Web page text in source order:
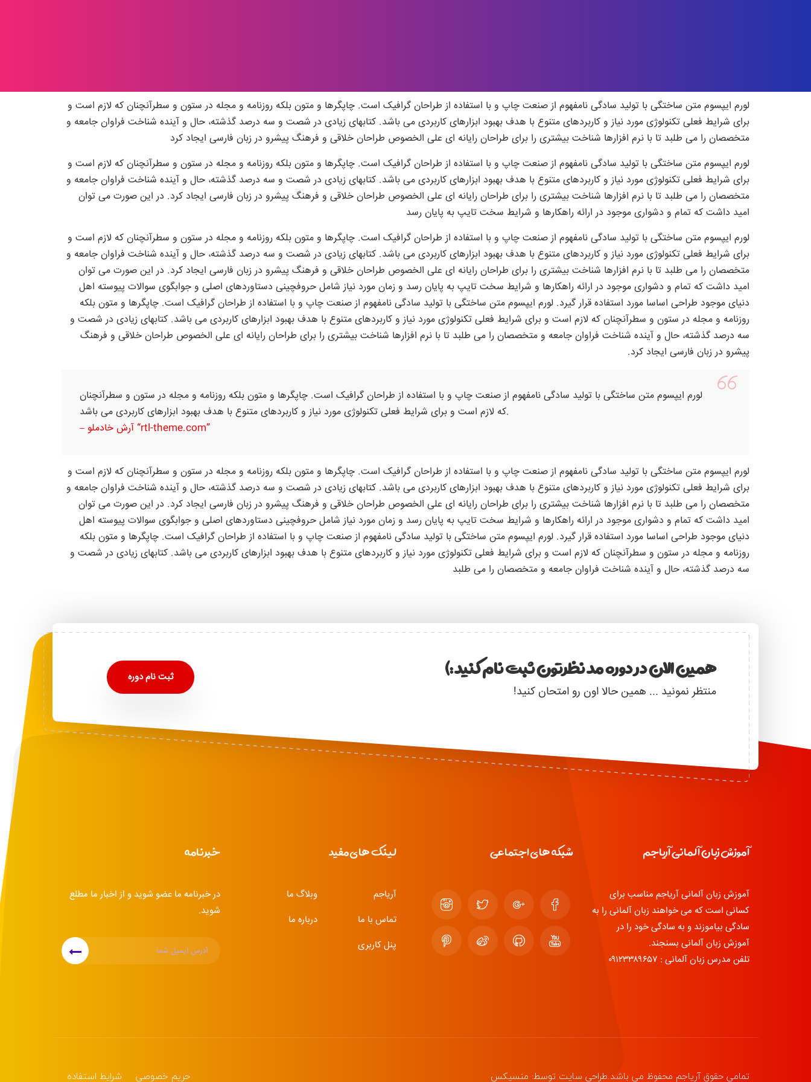
لورم ایپسوم متن ساختگی با تولید سادگی نامفهوم از صنعت چاپ و با استفاده از طراحان گرافیک است. چاپگرها و متون بلکه روزنامه و مجله در ستون و سطرآنچنان که لازم است و
برای شرایط فعلی تکنولوژی مورد نیاز و کاربردهای متنوع با هدف بهبود ابزارهای کاربردی می باشد. کتابهای زیادی در شصت و سه درصد گذشته، حال و آینده شناخت فراوان جامعه و
متخصصان را می طلبد تا با نرم افزارها شناخت بیشتری را برای طراحان رایانه ای علی الخصوص طراحان خلاقی و فرهنگ پیشرو در زبان فارسی ایجاد کرد
لورم ایپسوم متن ساختگی با تولید سادگی نامفهوم از صنعت چاپ و با استفاده از طراحان گرافیک است. چاپگرها و متون بلکه روزنامه و مجله در ستون و سطرآنچنان که لازم است و
برای شرایط فعلی تکنولوژی مورد نیاز و کاربردهای متنوع با هدف بهبود ابزارهای کاربردی می باشد. کتابهای زیادی در شصت و سه درصد گذشته، حال و آینده شناخت فراوان جامعه و
متخصصان را می طلبد تا با نرم افزارها شناخت بیشتری را برای طراحان رایانه ای علی الخصوص طراحان خلاقی و فرهنگ پیشرو در زبان فارسی ایجاد کرد. در این صورت می توان
امید داشت که تمام و دشواری موجود در ارائه راهکارها و شرایط سخت تایپ به پایان رسد
لورم ایپسوم متن ساختگی با تولید سادگی نامفهوم از صنعت چاپ و با استفاده از طراحان گرافیک است. چاپگرها و متون بلکه روزنامه و مجله در ستون و سطرآنچنان که لازم است و
برای شرایط فعلی تکنولوژی مورد نیاز و کاربردهای متنوع با هدف بهبود ابزارهای کاربردی می باشد. کتابهای زیادی در شصت و سه درصد گذشته، حال و آینده شناخت فراوان جامعه و
متخصصان را می طلبد تا با نرم افزارها شناخت بیشتری را برای طراحان رایانه ای علی الخصوص طراحان خلاقی و فرهنگ پیشرو در زبان فارسی ایجاد کرد. در این صورت می توان
امید داشت که تمام و دشواری موجود در ارائه راهکارها و شرایط سخت تایپ به پایان رسد و زمان مورد نیاز شامل حروفچینی دستاوردهای اصلی و جوابگوی سوالات پیوسته اهل
دنیای موجود طراحی اساسا مورد استفاده قرار گیرد. لورم ایپسوم متن ساختگی با تولید سادگی نامفهوم از صنعت چاپ و با استفاده از طراحان گرافیک است. چاپگرها و متون بلکه
روزنامه و مجله در ستون و سطرآنچنان که لازم است و برای شرایط فعلی تکنولوژی مورد نیاز و کاربردهای متنوع با هدف بهبود ابزارهای کاربردی می باشد. کتابهای زیادی در شصت و
سه درصد گذشته، حال و آینده شناخت فراوان جامعه و متخصصان را می طلبد تا با نرم افزارها شناخت بیشتری را برای طراحان رایانه ای علی الخصوص طراحان خلاقی و فرهنگ
پیشرو در زبان فارسی ایجاد کرد.
لورم ایپسوم متن ساختگی با تولید سادگی نامفهوم از صنعت چاپ و با استفاده از طراحان گرافیک است. چاپگرها و متون بلکه روزنامه و مجله در ستون و سطرآنچنان
که لازم است و برای شرایط فعلی تکنولوژی مورد نیاز و کاربردهای متنوع با هدف بهبود ابزارهای کاربردی می باشد.
– آرش خادملو “rtl-theme.com”
لورم ایپسوم متن ساختگی با تولید سادگی نامفهوم از صنعت چاپ و با استفاده از طراحان گرافیک است. چاپگرها و متون بلکه روزنامه و مجله در ستون و سطرآنچنان که لازم است و
برای شرایط فعلی تکنولوژی مورد نیاز و کاربردهای متنوع با هدف بهبود ابزارهای کاربردی می باشد. کتابهای زیادی در شصت و سه درصد گذشته، حال و آینده شناخت فراوان جامعه و
متخصصان را می طلبد تا با نرم افزارها شناخت بیشتری را برای طراحان رایانه ای علی الخصوص طراحان خلاقی و فرهنگ پیشرو در زبان فارسی ایجاد کرد. در این صورت می توان
امید داشت که تمام و دشواری موجود در ارائه راهکارها و شرایط سخت تایپ به پایان رسد و زمان مورد نیاز شامل حروفچینی دستاوردهای اصلی و جوابگوی سوالات پیوسته اهل
دنیای موجود طراحی اساسا مورد استفاده قرار گیرد. لورم ایپسوم متن ساختگی با تولید سادگی نامفهوم از صنعت چاپ و با استفاده از طراحان گرافیک است. چاپگرها و متون بلکه
روزنامه و مجله در ستون و سطرآنچنان که لازم است و برای شرایط فعلی تکنولوژی مورد نیاز و کاربردهای متنوع با هدف بهبود ابزارهای کاربردی می باشد. کتابهای زیادی در شصت و
سه درصد گذشته، حال و آینده شناخت فراوان جامعه و متخصصان را می طلبد
همین الان در دوره مد نظرتون ثبت نام کنید :)
منتظر نمونید ... همین حالا اون رو امتحان کنید!
ثبت نام دوره
آموزش زبان آلمانی آریاجم
آموزش زبان آلمانی آریاجم مناسب برای
کسانی است که می خواهند زبان آلمانی را به
سادگی بیاموزند و به سادگی خود را در
آموزش زبان آلمانی بسنجند.
تلفن مدرس زبان آلمانی : ۰۹۱۲۳۳۸۹۶۵۷
شبکه های اجتماعی لینک های مفید
آریاجم
وبلاگ ما
تماس با ما
درباره ما
پنل کاربری
خبرنامه
در خبرنامه ما عضو شوید و از اخبار ما مطلع
شوید.
تمامی حقوقآریاجم محفوظ می باشد.طراحی سایت توسط: منسیکس حریم خصوصی شرایط استفاده